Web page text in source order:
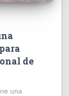
de
una